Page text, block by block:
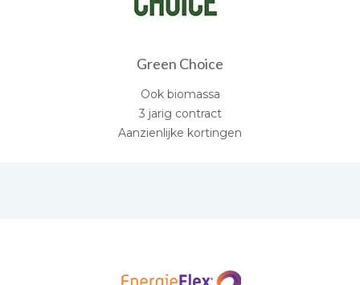
Green Choice
Ook biomassa
3 jarig contract
Aanzienlijke kortingen